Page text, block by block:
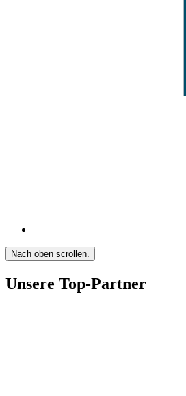
Nach oben scrollen.
Unsere Top-Partner